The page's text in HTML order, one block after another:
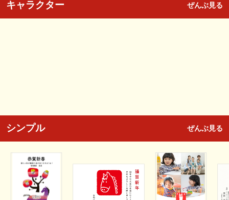
キャラクター ぜんぶ見る
シンプル ぜんぶ見る